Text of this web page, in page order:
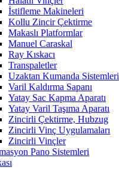
İstifleme Makineleri
Kollu Zincir Çektirme
Makaslı Platformlar
Manuel Caraskal
Ray Kıskacı
Transpaletler
Uzaktan Kumanda Sistemleri
Varil Kaldırma Sapanı
Yatay Sac Kapma Aparatı
Yatay Varil Taşıma Aparatı
Zincirli Çektirme, Hubzug
Zincirli Vinç Uygulamaları
Zincirli Vinçler
Pano Sistemleri